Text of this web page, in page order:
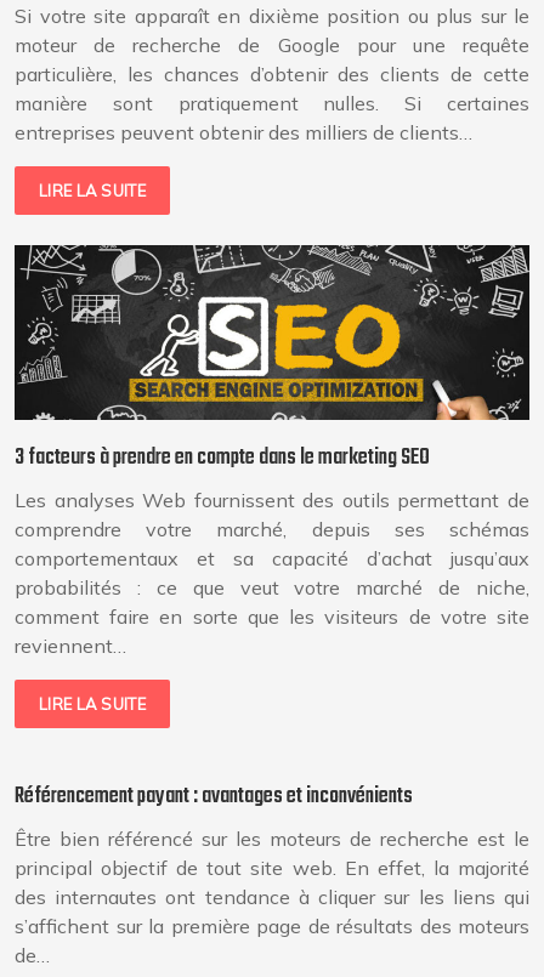
Si votre site apparaît en dixième position ou plus sur le
moteur de recherche de Google pour une requête
particulière, les chances d’obtenir des clients de cette
manière sont pratiquement nulles. Si certaines
entreprises peuvent obtenir des milliers de clients…
LIRE LA SUITE
3 facteurs à prendre en compte dans le marketing SEO
Les analyses Web fournissent des outils permettant de
comprendre votre marché, depuis ses schémas
comportementaux et sa capacité d’achat jusqu’aux
probabilités : ce que veut votre marché de niche,
comment faire en sorte que les visiteurs de votre site
reviennent…
LIRE LA SUITE
Référencement payant : avantages et inconvénients
Être bien référencé sur les moteurs de recherche est le
principal objectif de tout site web. En effet, la majorité
des internautes ont tendance à cliquer sur les liens qui
s’affichent sur la première page de résultats des moteurs
de…